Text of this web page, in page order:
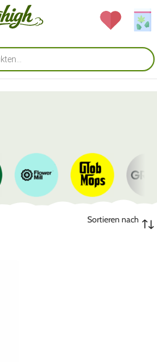
Sortieren nach